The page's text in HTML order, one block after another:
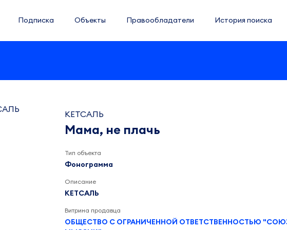
Подписка Объекты Правообладатели История поиска
КЕТСАЛЬ
Мама, не плачь
Тип объекта
Фонограмма
Описание
КЕТСАЛЬ
Витрина продавца
ОБЩЕСТВО С ОГРАНИЧЕННОЙ ОТВЕТСТВЕННОСТЬЮ